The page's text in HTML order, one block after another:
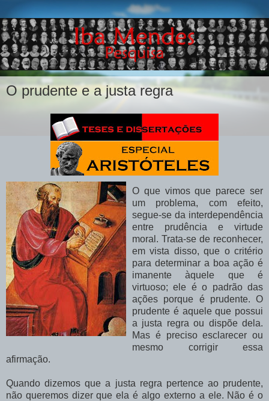
O prudente e a justa regra
O que vimos que parece ser
um problema, com efeito,
segue-se da interdependência
entre prudência e virtude
moral. Trata-se de reconhecer,
em vista disso, que o critério
para determinar a boa ação é
imanente àquele que é
virtuoso; ele é o padrão das
ações porque é prudente. O
prudente é aquele que possui
a justa regra ou dispõe dela.
Mas é preciso esclarecer ou
mesmo corrigir essa
afirmação.
Quando dizemos que a justa regra pertence ao prudente,
não queremos dizer que ela é algo externo a ele. Não é o